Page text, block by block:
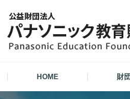
HOME 財